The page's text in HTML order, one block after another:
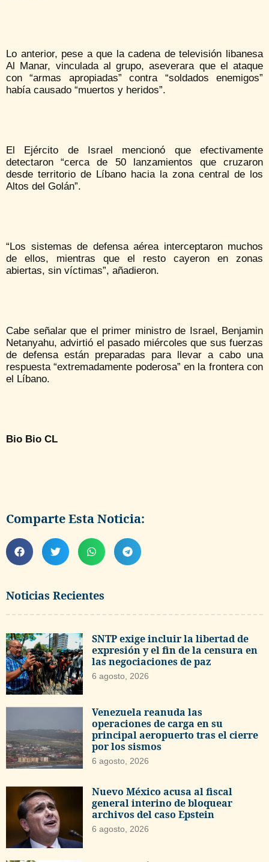
Noticias Recientes
SNTP exige incluir la libertad de
expresión y el fin de la censura en
las negociaciones de paz
6 agosto, 2026
Venezuela reanuda las
operaciones de carga en su
principal aeropuerto tras el cierre
por los sismos
6 agosto, 2026
Nuevo México acusa al fiscal
general interino de bloquear
archivos del caso Epstein
6 agosto, 2026
Lo anterior, pese a que la cadena de televisión libanesa
Al Manar, vinculada al grupo, aseverara que el ataque
con “armas apropiadas” contra “soldados enemigos”
había causado “muertos y heridos”.
El Ejército de Israel mencionó que efectivamente
detectaron “cerca de 50 lanzamientos que cruzaron
desde territorio de Líbano hacia la zona central de los
Altos del Golán”.
“Los sistemas de defensa aérea interceptaron muchos
de ellos, mientras que el resto cayeron en zonas
abiertas, sin víctimas”, añadieron.
Cabe señalar que el primer ministro de Israel, Benjamin
Netanyahu, advirtió el pasado miércoles que sus fuerzas
de defensa están preparadas para llevar a cabo una
respuesta “extremadamente poderosa” en la frontera con
el Líbano.
Bio Bio CL
Comparte Esta Noticia: